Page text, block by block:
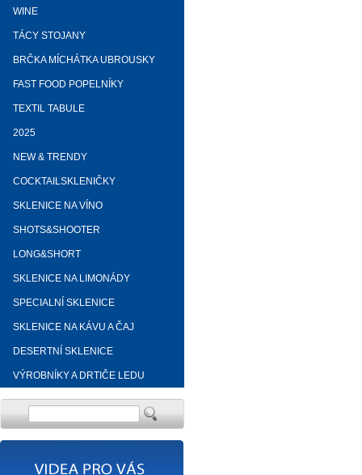
WINE
TÁCY STOJANY
BRČKA MÍCHÁTKA UBROUSKY
FAST FOOD POPELNÍKY
TEXTIL TABULE
2025
NEW & TRENDY
COCKTAILSKLENIČKY
SKLENICE NA VÍNO
SHOTS&SHOOTER
LONG&SHORT
SKLENICE NA LIMONÁDY
SPECIALNÍ SKLENICE
SKLENICE NA KÁVU A ČAJ
DESERTNÍ SKLENICE
VÝROBNÍKY A DRTIČE LEDU